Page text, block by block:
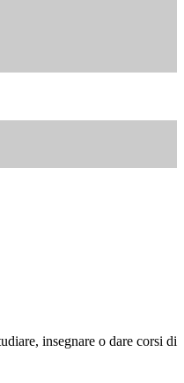
insegnare o dare corsi di